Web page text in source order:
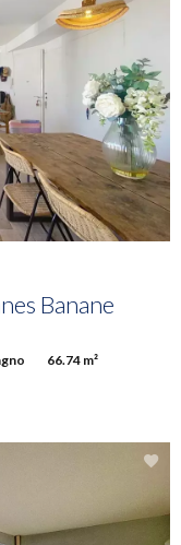
Banane
66.74 m²